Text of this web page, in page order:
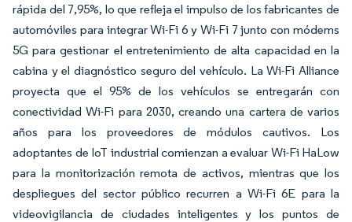
rápida del 7,95%, lo que refleja el impulso de los fabricantes de
automóviles para integrar Wi-Fi 6 y Wi-Fi 7 junto con módems
5G para gestionar el entretenimiento de alta capacidad en la
cabina y el diagnóstico seguro del vehículo. La Wi-Fi Alliance
proyecta que el 95% de los vehículos se entregarán con
conectividad Wi-Fi para 2030, creando una cartera de varios
años para los proveedores de módulos cautivos. Los
adoptantes de IoT industrial comienzan a evaluar Wi-Fi HaLow
para la monitorización remota de activos, mientras que los
despliegues del sector público recurren a Wi-Fi 6E para la
videovigilancia de ciudades inteligentes y los puntos de